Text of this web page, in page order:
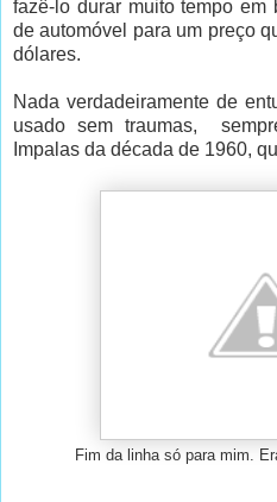
fazê-lo durar muito tempo
de automóvel para um preço
dólares.
Nada verdadeiramente de
usado sem traumas,
Impalas da década de 1960,
Fim da linha só para mim.